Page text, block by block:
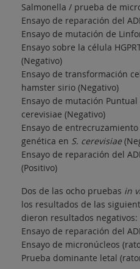
Salmonella / prueba de
Ensayo de reparación del
Ensayo de mutación de
Ensayo sobre la célula
(Negativo)
Ensayo de transformación
hamster sirio (Negativo)
Ensayo de mutación Puntual
cerevisiae (Negativo)
Ensayo de
genética en S. cerevisiae
Ensayo de reparación del
(Positivo)
Dos de las ocho pruebas in
los resultados de las
dieron resultados negativos:
Ensayo de reparación del
Ensayo de micronúcleos
Prueba dominante letal